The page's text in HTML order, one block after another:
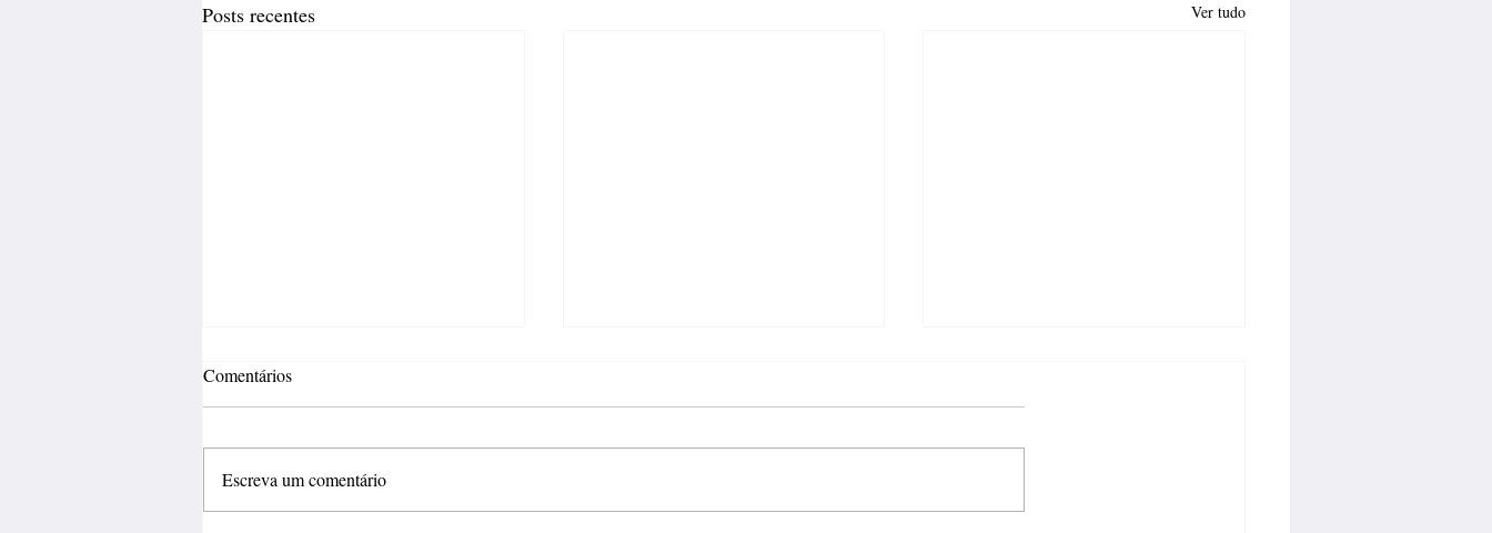
Posts recentes Ver tudo
Comentários
Escreva um comentário